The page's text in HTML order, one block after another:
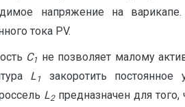
напряжение на
тока PV.
С1 не позволяет малому
L1
закоротить
L2предназначен для